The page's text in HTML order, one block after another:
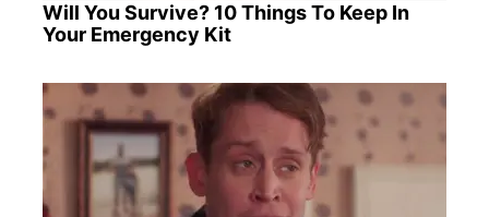
Will You Survive? 10 Things To Keep In
Your Emergency Kit